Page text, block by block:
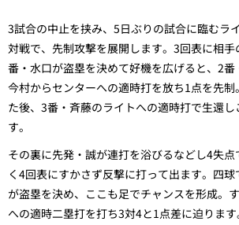
3試合の中止を挟み、5日ぶりの試合に臨むラ
対戦で、先制攻撃を展開します。3回表に相
番・水口が盗塁を決めて好機を広げると、2番
今村からセンターへの適時打を放ち1点を先
た後、3番・斉藤のライトへの適時打で生還し
す。
その裏に先発・誠が連打を浴びるなどし4失
く4回表にすかさず反撃に打って出ます。四
が盗塁を決め、ここも足でチャンスを形成。
への適時二塁打を打ち3対4と1点差に迫ります